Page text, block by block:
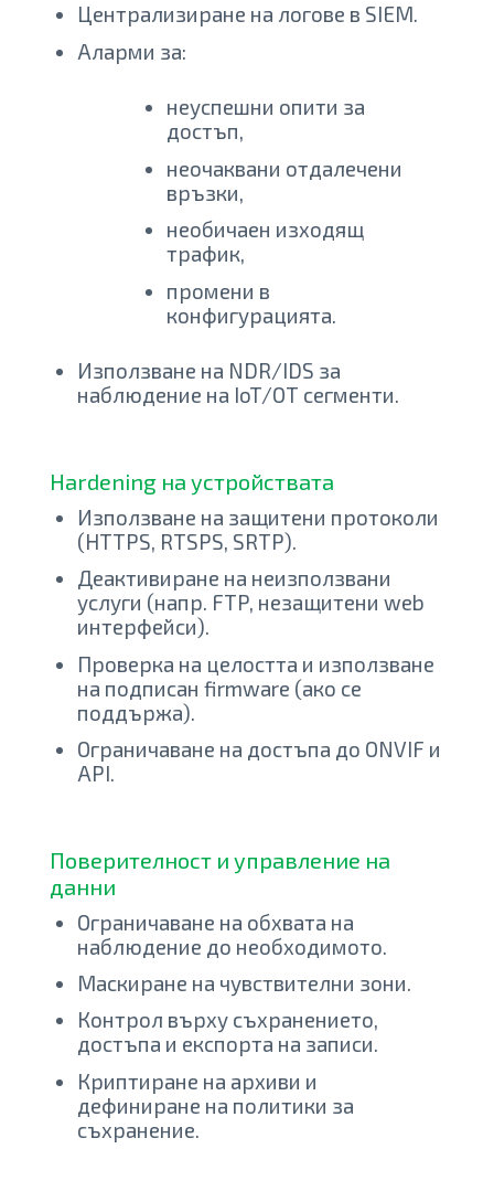
Централизиране на логове в SIEM.
Аларми за:
неуспешни опити за
достъп,
неочаквани отдалечени
връзки,
необичаен изходящ
трафик,
промени в
конфигурацията.
Използване на NDR/IDS за
наблюдение на IoT/OT сегменти.
Hardening на устройствата
Използване на защитени протоколи
(HTTPS, RTSPS, SRTP).
Деактивиране на неизползвани
услуги (напр. FTP, незащитени web
интерфейси).
Проверка на целостта и използване
на подписан firmware (ако се
поддържа).
Ограничаване на достъпа до ONVIF и
API.
Поверителност и управление на
данни
Ограничаване на обхвата на
наблюдение до необходимото.
Маскиране на чувствителни зони.
Контрол върху съхранението,
достъпа и експорта на записи.
Криптиране на архиви и
дефиниране на политики за
съхранение.